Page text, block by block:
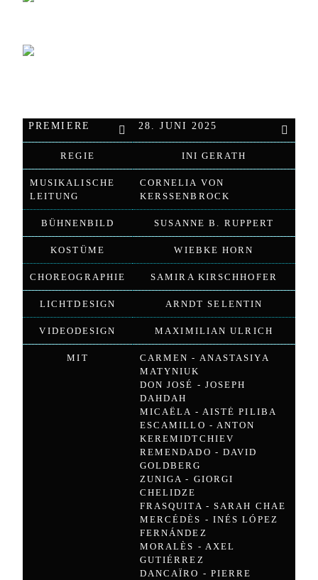
PREMIERE 28. JUNI 2025
REGIE INI GERATH
MUSIKALISCHE
LEITUNG
CORNELIA VON
KERSSENBROCK
BÜHNENBILD SUSANNE B. RUPPERT
KOSTÜME WIEBKE HORN
CHOREOGRAPHIE SAMIRA KIRSCHHOFER
LICHTDESIGN ARNDT SELENTIN
VIDEODESIGN MAXIMILIAN ULRICH
MIT
CARMEN - ANASTASIYA
MATYNIUK
DON JOSÉ - JOSEPH
DAHDAH
MICAËLA - AISTĖ PILIBA
ESCAMILLO - ANTON
KEREMIDTCHIEV
REMENDADO - DAVID
GOLDBERG
ZUNIGA - GIORGI
CHELIDZE
FRASQUITA - SARAH CHAE
MERCÉDÈS - INÉS LÓPEZ
FERNÁNDEZ
MORALÈS - AXEL
GUTIÉRREZ
DANCAÏRO - PIERRE